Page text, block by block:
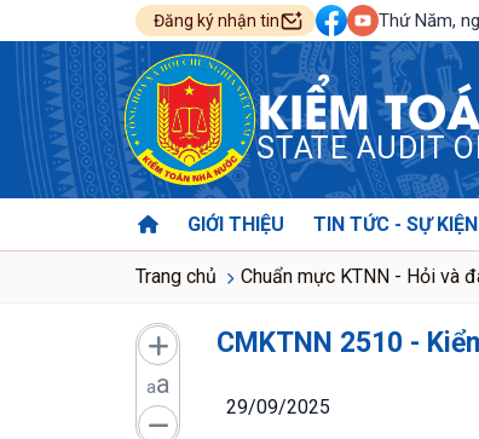
Đăng ký nhận tin Thứ Năm,
KIỂM
STATE AUDIT
GIỚI THIỆU TIN TỨC - SỰ KIỆN
Trang chủ Chuẩn mực KTNN - Hỏi và
aa
CMKTNN 2510 -
29/09/2025